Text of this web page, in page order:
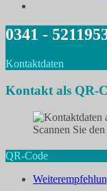
0341 -
Kontaktdaten
Kontakt als QR-
Scannen Sie
QR-Code